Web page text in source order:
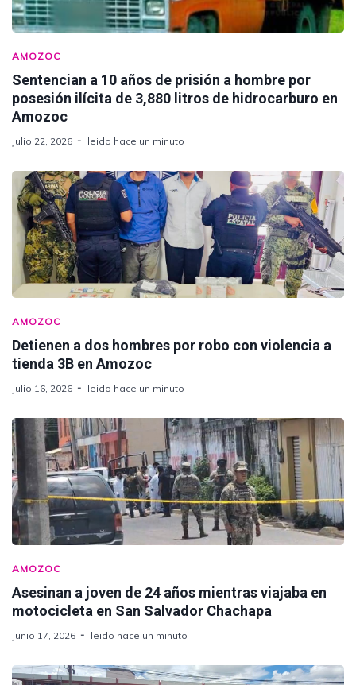
AMOZOC
Sentencian a 10 años de prisión a hombre por
posesión ilícita de 3,880 litros de hidrocarburo en
Amozoc
Julio 22, 2026 leido hace un minuto
AMOZOC
Detienen a dos hombres por robo con violencia a
tienda 3B en Amozoc
Julio 16, 2026 leido hace un minuto
AMOZOC
Asesinan a joven de 24 años mientras viajaba en
motocicleta en San Salvador Chachapa
Junio 17, 2026 leido hace un minuto